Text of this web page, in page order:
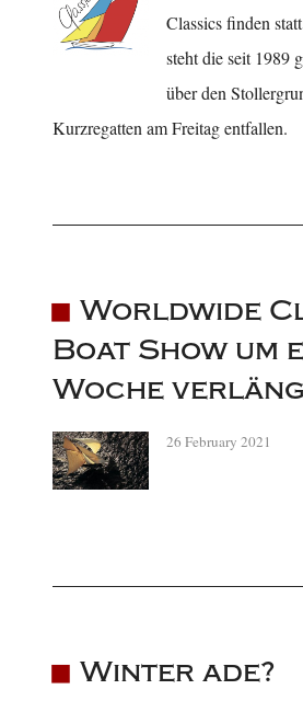
Classics finden
steht die seit 1989
über den
Kurzregatten am Freitag entfallen.
Worldwide
Boat Show um
Woche
26 February 2021
Winter ade?